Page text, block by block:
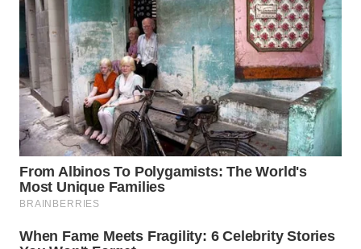
WN
INDRAMAYU
WN
KUNINGAN
WN
MAJALENGKA
WN
SUBANG
WN